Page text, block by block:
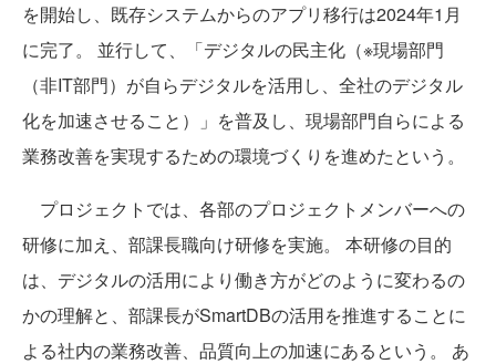
を開始し、既存システムからのアプリ移行は2024年1月
に完了。 並行して、「デジタルの民主化（※現場部門
（非IT部門）が自らデジタルを活用し、全社のデジタル
化を加速させること）」を普及し、現場部門自らによる
業務改善を実現するための環境づくりを進めたという。
プロジェクトでは、各部のプロジェクトメンバーへの
研修に加え、部課長職向け研修を実施。 本研修の目的
は、デジタルの活用により働き方がどのように変わるの
かの理解と、部課長がSmartDBの活用を推進することに
よる社内の業務改善、品質向上の加速にあるという。 あ